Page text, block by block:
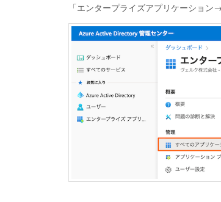
「エンタープライズアプリケーショ